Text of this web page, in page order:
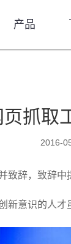
产品
页抓取
2016-
致辞，致辞
新意识的人